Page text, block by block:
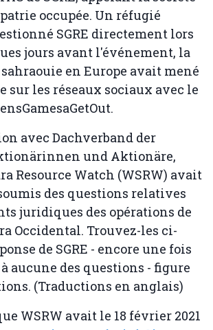
occupée. Un réfugié
SGRE directement lors
jours avant l'événement, la
en Europe avait mené
sur les réseaux sociaux avec le
avec Dachverband der
und Aktionäre,
Resource Watch (WSRW) avait
des questions relatives
juridiques des opérations de
Occidental. Trouvez-les ci-
de SGRE - encore une fois
aucune des questions - figure
(Traductions en anglais)
WSRW avait le 18 février 2021